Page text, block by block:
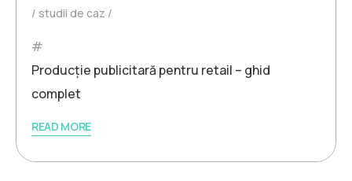
studii de caz
Producție publicitară pentru retail – ghid
complet
READ MORE